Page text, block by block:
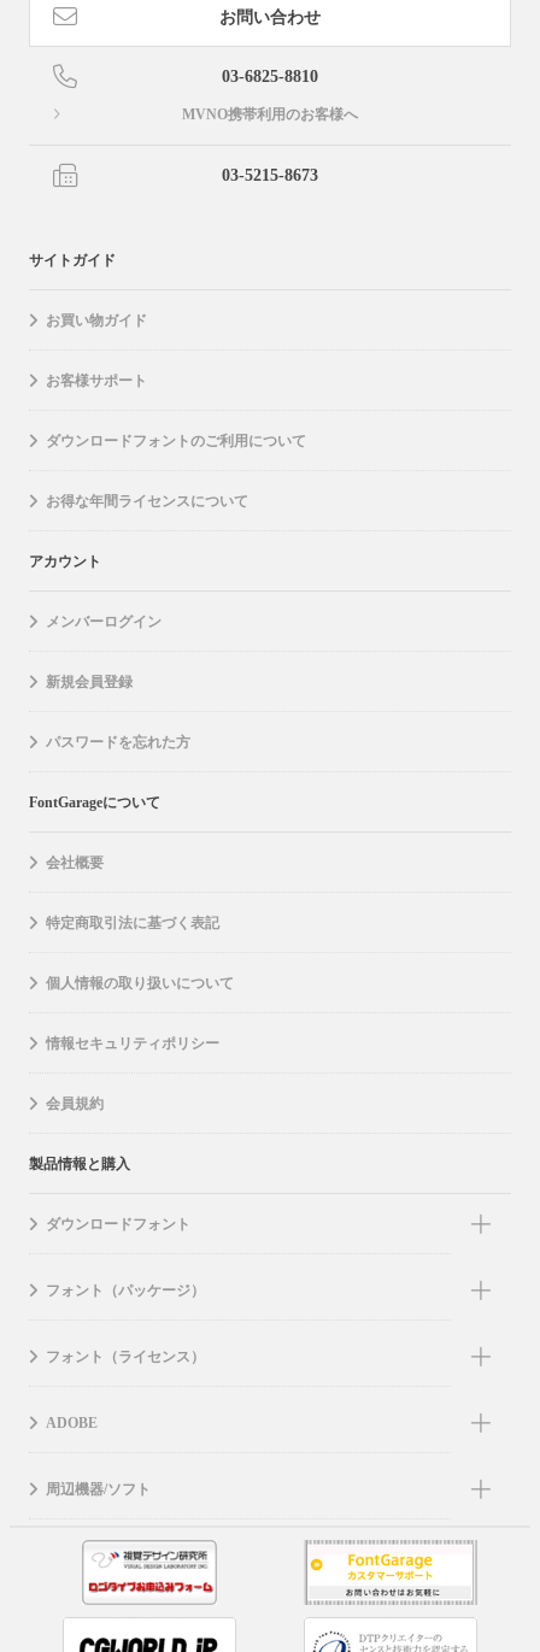
お問い合わせ
03-6825-8810
MVNO携帯利用のお客様へ
03-5215-8673
サイトガイド
お買い物ガイド
お客様サポート
ダウンロードフォントのご利用について
お得な年間ライセンスについて
アカウント
メンバーログイン
新規会員登録
パスワードを忘れた方
FontGarageについて
会社概要
特定商取引法に基づく表記
個人情報の取り扱いについて
情報セキュリティポリシー
会員規約
製品情報と購入
ダウンロードフォント
フォント（パッケージ）
フォント（ライセンス）
ADOBE
周辺機器/ソフト